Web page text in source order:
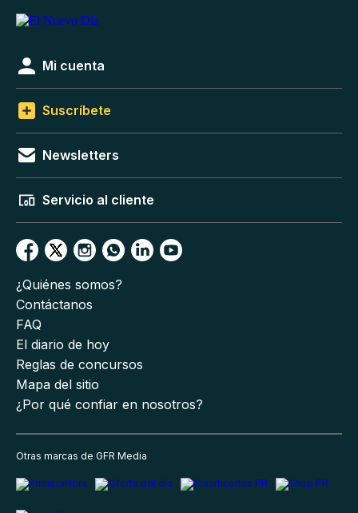
Mi cuenta
Suscríbete
Newsletters
Servicio al cliente
¿Quiénes somos?
Contáctanos
FAQ
El diario de hoy
Reglas de concursos
Mapa del sitio
¿Por qué confiar en nosotros?
Otras marcas de GFR Media